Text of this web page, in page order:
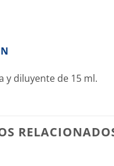
y diluyente de 15 ml.